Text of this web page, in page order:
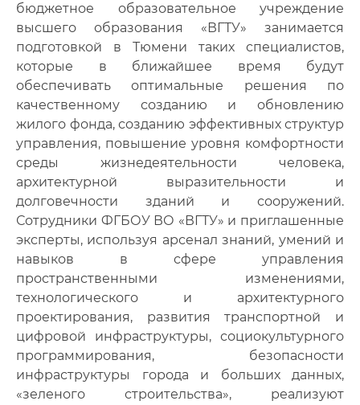
бюджетное образовательное учреждение
высшего образования «ВГТУ» занимается
подготовкой в Тюмени таких специалистов,
которые в ближайшее время будут
обеспечивать оптимальные решения по
качественному созданию и обновлению
жилого фонда, созданию эффективных структур
управления, повышение уровня комфортности
среды жизнедеятельности человека,
архитектурной выразительности и
долговечности зданий и сооружений.
Сотрудники ФГБОУ ВО «ВГТУ» и приглашенные
эксперты, используя арсенал знаний, умений и
навыков в сфере управления
пространственными изменениями,
технологического и архитектурного
проектирования, развития транспортной и
цифровой инфраструктуры, социокультурного
программирования, безопасности
инфраструктуры города и больших данных,
«зеленого строительства», реализуют